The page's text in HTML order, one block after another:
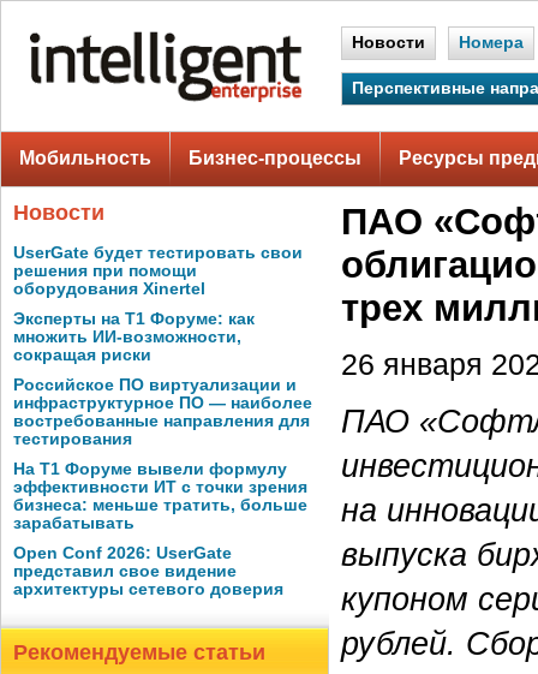
Новости Номера
Перспективные
Мобильность Бизнес-процессы Ресурсы
Новости
UserGate будет тестировать свои
решения при помощи
оборудования Xinertel
Эксперты на Т1 Форуме: как
множить ИИ-возможности,
сокращая риски
Российское ПО виртуализации и
инфраструктурное ПО — наиболее
востребованные направления для
тестирования
На Т1 Форуме вывели формулу
эффективности ИТ с точки зрения
бизнеса: меньше тратить, больше
зарабатывать
Open Conf 2026: UserGate
представил свое видение
архитектуры сетевого доверия
Рекомендуемые статьи
ПАО
трех
26 января
ПАО
на
выпуска
купоном
рублей.